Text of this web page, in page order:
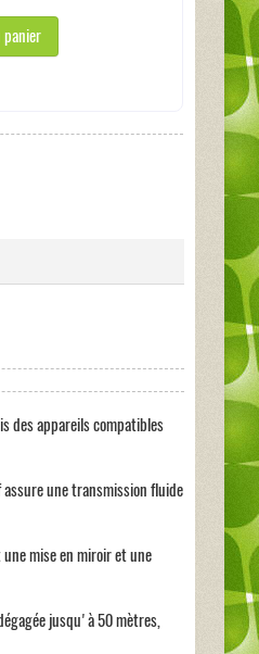
panier
des appareils compatibles
une transmission fluide
mise en miroir et une
jusqu'à 50 mètres,